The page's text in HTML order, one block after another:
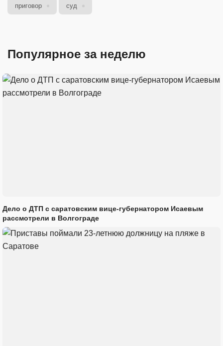
приговор суд
Популярное за неделю
Дело о ДТП с саратовским вице-губернатором Исаевым
рассмотрели в Волгограде